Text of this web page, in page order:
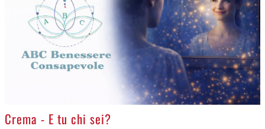
>
Crema - E tu chi sei?